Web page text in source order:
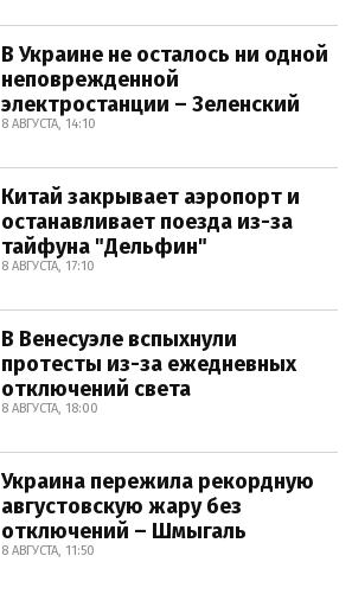
В Украине не осталось ни одной
неповрежденной
электростанции – Зеленский
8 АВГУСТА, 14:10
Китай закрывает аэропорт и
останавливает поезда из-за
тайфуна "Дельфин"
8 АВГУСТА, 17:10
В Венесуэле вспыхнули
протесты из-за ежедневных
отключений света
8 АВГУСТА, 18:00
Украина пережила рекордную
августовскую жару без
отключений – Шмыгаль
8 АВГУСТА, 11:50